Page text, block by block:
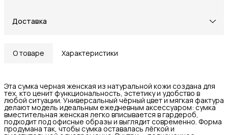
Доставка
О товаре Характеристики
Эта сумка черная женская из натуральной кожи создана для
тех, кто ценит функциональность, эстетику и удобство в
любой ситуации. Универсальный чёрный цвет и мягкая фактура
делают модель идеальным ежедневным аксессуаром: сумка
вместительная женская легко вписывается в гардероб,
подходит под офисные образы и выглядит современно. Форма
продумана так, чтобы сумка оставалась лёгкой и